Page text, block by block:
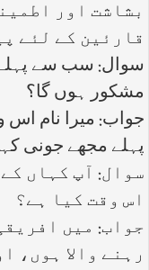
بشاشت اور
قارئین کے لئے
سوال: سب سے پہلے
مشکور ہوں گا؟
جواب: میرا نام
پہلے مجھے جونی کہا
سوال: آپ کہاں
اس وقت کیا ہے؟
جواب: میں
رہنے والا ہوں،